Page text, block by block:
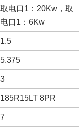
取电口1：20Kw，取
电口1：6Kw
1.5
5.375
3
185R15LT 8PR
7